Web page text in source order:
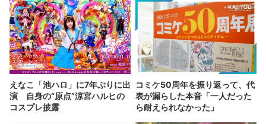
えなこ「池ハロ」に7年ぶりに出
演 自身の“原点”涼宮ハルヒの
コスプレ披露
コミケ50周年を振り返って、代
表が漏らした本音「一人だった
ら耐えられなかった」